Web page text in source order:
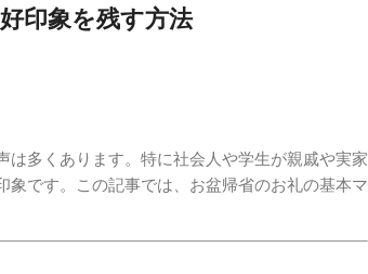
印象を残す方法
多くあります。特に社会人や学生が親戚や実家
です。この記事では、お盆帰省のお礼の基本マ